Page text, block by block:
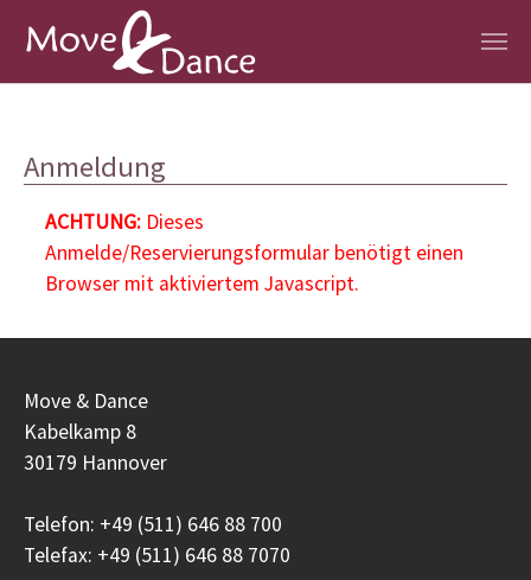
Anmeldung
ACHTUNG:Dieses
Anmelde/Reservierungsformular benötigt einen
Browser mit aktiviertem Javascript.
Move & Dance
Kabelkamp 8
30179 Hannover
Telefon: +49 (511) 646 88 700
Telefax: +49 (511) 646 88 7070